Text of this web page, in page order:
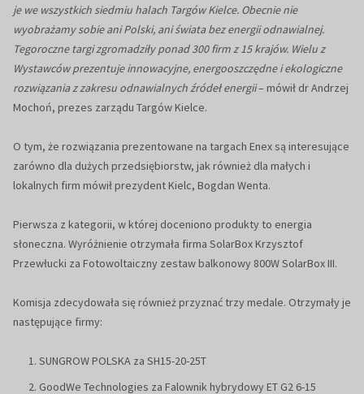
je we wszystkich siedmiu halach Targów Kielce. Obecnie nie
wyobrażamy sobie ani Polski, ani świata bez energii odnawialnej.
Tegoroczne targi zgromadziły ponad 300 firm z 15 krajów. Wielu z
Wystawców prezentuje innowacyjne, energooszczędne i ekologiczne
rozwiązania z zakresu odnawialnych źródeł energii– mówił dr Andrzej
Mochoń, prezes zarządu Targów Kielce.
O tym, że rozwiązania prezentowane na targach Enex są interesujące
zarówno dla dużych przedsiębiorstw, jak również dla małych i
lokalnych firm mówił prezydent Kielc, Bogdan Wenta.
Pierwsza z kategorii, w której doceniono produkty to energia
słoneczna. Wyróżnienie otrzymała firma SolarBox Krzysztof
Przewłucki za Fotowoltaiczny zestaw balkonowy 800W SolarBox III.
Komisja zdecydowała się również przyznać trzy medale. Otrzymały je
następujące firmy:
SUNGROW POLSKA za SH15-20-25T
GoodWe Technologies za Falownik hybrydowy ET G2 6-15